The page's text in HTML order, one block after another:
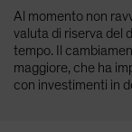
Al momento non
valuta di riserva del
tempo. Il
maggiore, che ha
con investimenti in